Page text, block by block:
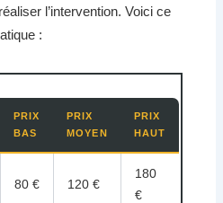
l’intervention. Voici ce
:
PRIX
BAS
PRIX
MOYEN
PRIX
HAUT
80 € 120 €
180
€